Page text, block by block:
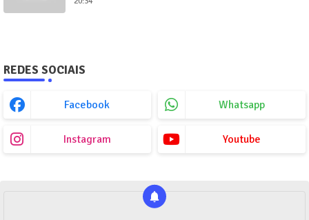
REDES SOCIAIS
Facebook Whatsapp
Instagram Youtube